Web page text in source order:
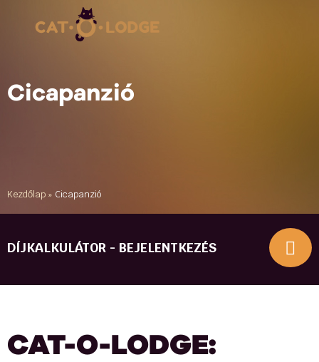
Cicapanzió
Kezdőlap » Cicapanzió
DÍJKALKULÁTOR - BEJELENTKEZÉS
CAT-O-LODGE: